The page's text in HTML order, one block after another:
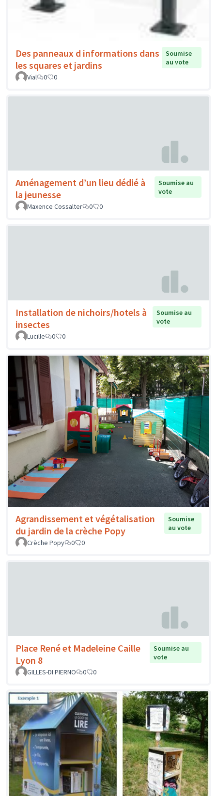
Des panneaux d informations dans
les squares et jardins
Soumise
au vote
Vial
0 0
Aménagement d’un lieu dédié à
la jeunesse
Soumise au
vote
Maxence Cossalter
0 0
Installation de nichoirs/hotels à
insectes
Soumise au
vote
Lucille
0 0
Agrandissement et végétalisation
du jardin de la crèche Popy
Soumise
au vote
Crèche Popy
0 0
Place René et Madeleine Caille
Lyon 8
Soumise au
vote
GILLES-DI PIERNO
0 0